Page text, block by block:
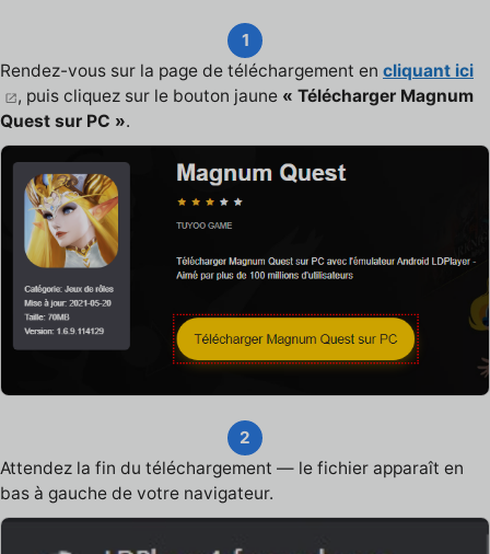
1
Rendez-vous sur la page de téléchargement en cliquant ici
, puis cliquez sur le bouton jaune « Télécharger Magnum
Quest sur PC ».
2
Attendez la fin du téléchargement — le fichier apparaît en
bas à gauche de votre navigateur.